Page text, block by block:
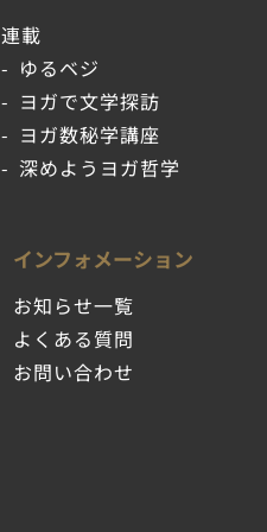
連載
ゆるベジ
ヨガで文学探訪
ヨガ数秘学講座
深めようヨガ哲学
インフォメーション
お知らせ一覧
よくある質問
お問い合わせ